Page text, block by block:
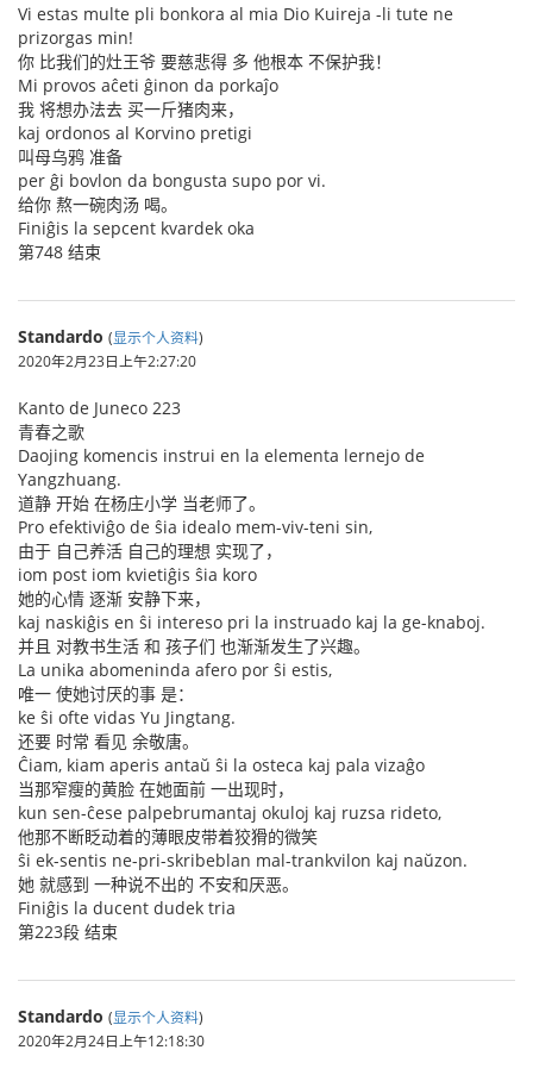
Vi estas multe pli bonkora al mia Dio Kuireja -li tute ne
prizorgas min!
你 比我们的灶王爷 要慈悲得 多 他根本 不保护我！
Mi provos aĉeti ĝinon da porkaĵo
我 将想办法去 买一斤猪肉来，
kaj ordonos al Korvino pretigi
叫母乌鸦 准备
per ĝi bovlon da bongusta supo por vi.
给你 熬一碗肉汤 喝。
Finiĝis la sepcent kvardek oka
第748 结束
Standardo (显示个人资料)
2020年2月23日上午2:27:20
Kanto de Juneco 223
青春之歌
Daojing komencis instrui en la elementa lernejo de
Yangzhuang.
道静 开始 在杨庄小学 当老师了。
Pro efektiviĝo de ŝia idealo mem-viv-teni sin,
由于 自己养活 自己的理想 实现了，
iom post iom kvietiĝis ŝia koro
她的心情 逐渐 安静下来，
kaj naskiĝis en ŝi intereso pri la instruado kaj la ge-knaboj.
并且 对教书生活 和 孩子们 也渐渐发生了兴趣。
La unika abomeninda afero por ŝi estis,
唯一 使她讨厌的事 是：
ke ŝi ofte vidas Yu Jingtang.
还要 时常 看见 余敬唐。
Ĉiam, kiam aperis antaŭ ŝi la osteca kaj pala vizaĝo
当那窄瘦的黄脸 在她面前 一出现时，
kun sen-ĉese palpebrumantaj okuloj kaj ruzsa rideto,
他那不断眨动着的薄眼皮带着狡猾的微笑
ŝi ek-sentis ne-pri-skribeblan mal-trankvilon kaj naŭzon.
她 就感到 一种说不出的 不安和厌恶。
Finiĝis la ducent dudek tria
第223段 结束
Standardo (显示个人资料)
2020年2月24日上午12:18:30